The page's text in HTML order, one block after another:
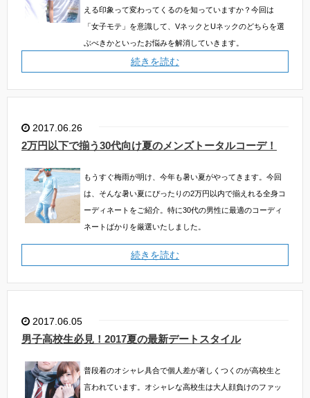
える印象って変わってくるのを知っていますか？今回は
「女子モテ」を意識して、VネックとUネックのどちらを選
ぶべきかといったお悩みを解消していきます。
続きを読む
2017.06.26
2万円以下で揃う30代向け夏のメンズトータルコーデ！
もうすぐ梅雨が明け、今年も暑い夏がやってきます。今回
は、そんな暑い夏にぴったりの2万円以内で揃えれる全身コ
ーディネートをご紹介。特に30代の男性に最適のコーディ
ネートばかりを厳選いたしました。
続きを読む
2017.06.05
男子高校生必見！2017夏の最新デートスタイル
普段着のオシャレ具合で個人差が著しくつくのが高校生と
言われています。オシャレな高校生は大人顔負けのファッ